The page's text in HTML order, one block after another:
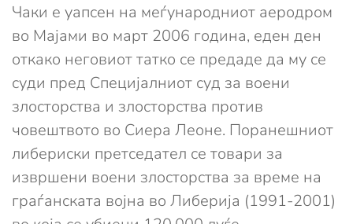
Чаки е уапсен на меѓународниот аеродром
во Мајами во март 2006 година, еден ден
откако неговиот татко се предаде да му се
суди пред Специјалниот суд за воени
злосторства и злосторства против
човештвото во Сиера Леоне. Поранешниот
либериски претседател се товари за
извршени воени злосторства за време на
граѓанската војна во Либерија (1991-2001)